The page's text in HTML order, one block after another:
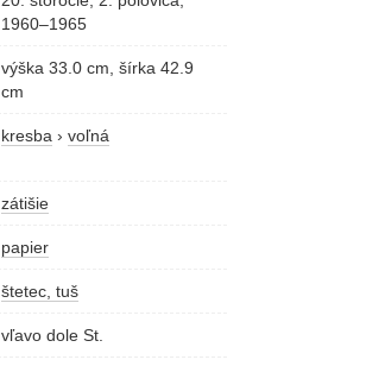
1960–1965
výška 33.0 cm, šírka 42.9
cm
kresba › voľná
zátišie
papier
štetec, tuš
vľavo dole St.